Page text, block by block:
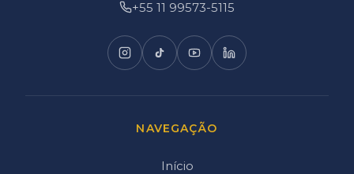
+55 11 99573-5115
NAVEGAÇÃO
Início